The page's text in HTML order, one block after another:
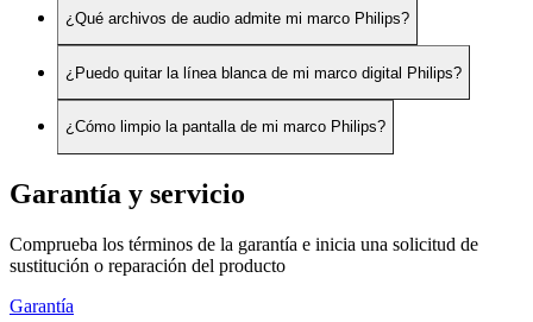
¿Qué archivos de audio admite mi marco Philips?
¿Puedo quitar la línea blanca de mi marco digital Philips?
¿Cómo limpio la pantalla de mi marco Philips?
Garantía y servicio
Comprueba los términos de la garantía e inicia una solicitud de
sustitución o reparación del producto
Garantía